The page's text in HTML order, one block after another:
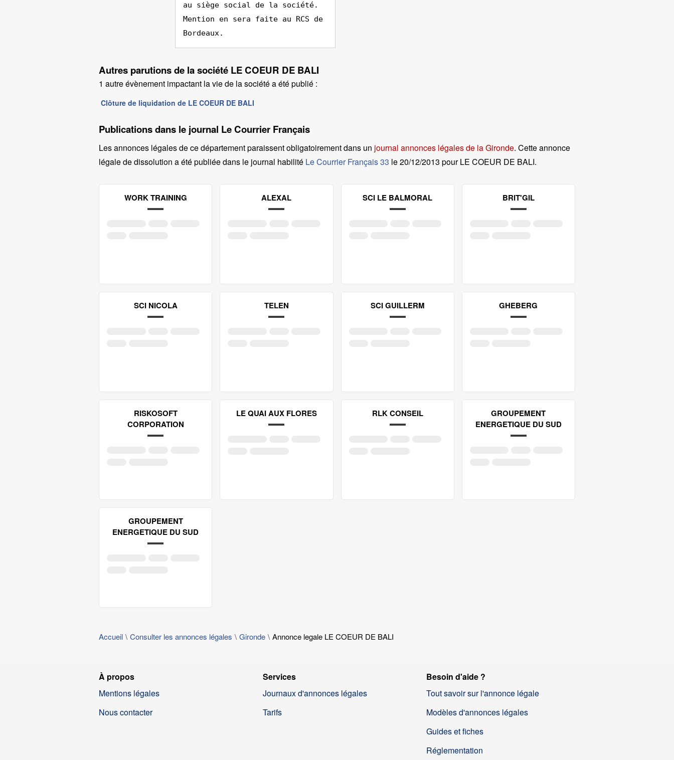
au siège social de la société.
Mention en sera faite au RCS de
Bordeaux.
Autres parutions de la société LE COEUR DE BALI
1 autre évènement impactant la vie de la société a été publié :
Clôture de liquidation de LE COEUR DE BALI
Publications dans le journal Le Courrier Français
Les annonces légales de ce département paraissent obligatoirement dans un journal annonces légales de la Gironde. Cette annonce
légale de dissolution a été publiée dans le journal habilité Le Courrier Français 33 le20/12/2013 pour LE COEUR DE BALI.
WORK TRAINING ALEXAL SCI LE BALMORAL BRIT'GIL
SCI NICOLA TELEN SCI GUILLERM GHEBERG
RISKOSOFT
CORPORATION
LE QUAI AUX FLORES RLK CONSEIL
GROUPEMENT
ENERGETIQUE DU SUD
GROUPEMENT
ENERGETIQUE DU SUD
Accueil Consulter les annonces légales Gironde Annonce legale LE COEUR DE BALI
À propos
Mentions légales
Nous contacter
Services
Journaux d'annonces légales
Tarifs
Besoin d'aide ?
Tout savoir sur l'annonce légale
Modèles d'annonces légales
Guides et fiches
Réglementation